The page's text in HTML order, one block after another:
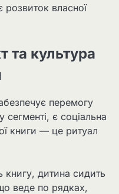
розвиток власної
та культура
перемогу
є соціальна
книги — це ритуал
дитина сидить
веде по рядках,